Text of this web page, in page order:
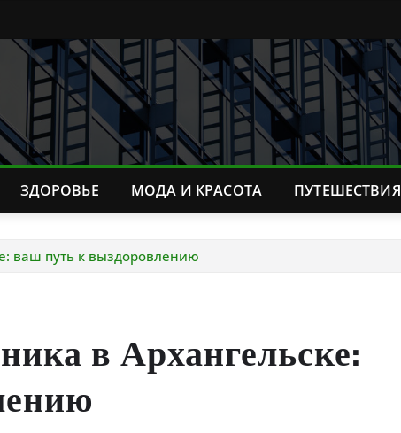
ЗДОРОВЬЕ МОДА И КРАСОТА ПУТЕШЕСТВИЯ
ваш путь к выздоровлению
в Архангельске: